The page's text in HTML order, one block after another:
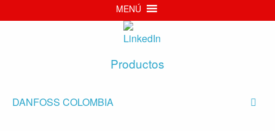
MENÚ
Productos
DANFOSS COLOMBIA